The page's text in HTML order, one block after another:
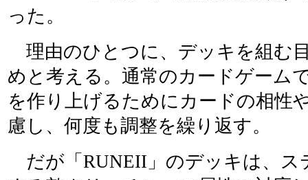
った。
理由のひとつに、デッキを組む
めと考える。通常のカードゲーム
を作り上げるためにカードの相性
慮し、何度も調整を繰り返す。
だが「RUNEII」のデッキは、ス